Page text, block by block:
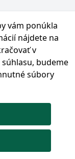
vám ponúkla
nájdete na
v
budeme
súbory
Bratislava - m. č.
vyhradené.